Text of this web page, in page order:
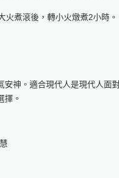
火煮滾後，轉小火燉煮2小時。
安神。適合現代人是現代人面
擇。